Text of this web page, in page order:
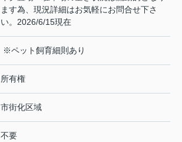
ます為、現況詳細はお気軽にお問合せ下さ
い。2026/6/15現在
※ペット飼育細則あり
所有権
市街化区域
不要